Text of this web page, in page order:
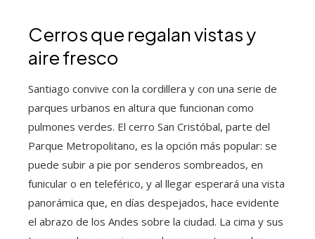
Cerros que regalan vistas y
aire fresco
Santiago convive con la cordillera y con una serie de
parques urbanos en altura que funcionan como
pulmones verdes. El cerro San Cristóbal, parte del
Parque Metropolitano, es la opción más popular: se
puede subir a pie por senderos sombreados, en
funicular o en teleférico, y al llegar esperará una vista
panorámica que, en días despejados, hace evidente
el abrazo de los Andes sobre la ciudad. La cima y sus